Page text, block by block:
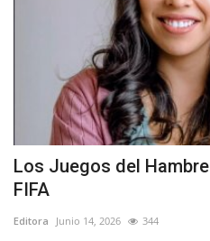
Los Juegos del
FIFA
Editora Junio 14, 2026 344